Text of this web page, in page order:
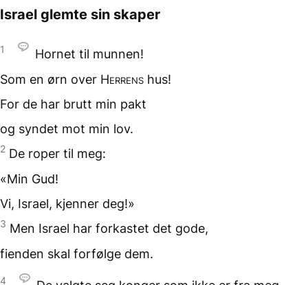
Israel glemte sin skaper
1
Hornet til munnen!
Som en ørn over Herrens hus!
For de har brutt min pakt
og syndet mot min lov.
2 De roper til meg:
«Min Gud!
Vi, Israel, kjenner deg!»
3 Men Israel har forkastet det gode,
fienden skal forfølge dem.
4